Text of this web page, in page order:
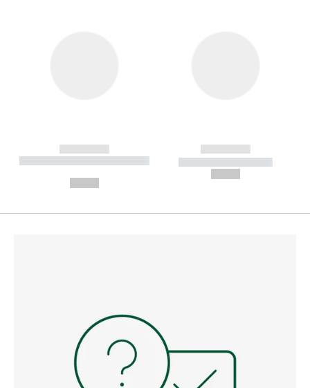
------------
----------- ----------- --------
------------
----------- -----------